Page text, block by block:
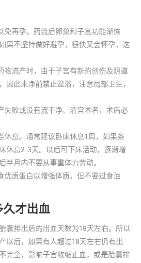
免再孕。药流后卵巢和子宫功能渐恢
果不坚持做好避孕，很快又会怀孕，这
物流产时，由于子宫有新的创伤及阴道
因此未净前禁止盆浴，注意局部卫生，
失败或没有流干净、清宫术者，术后必
休息。通常建议卧床休息1周，如果条
休息2-3天。以后可下床活动，逐渐增
半月内不要从事重体力劳动。
优质蛋白以增强体质，但不要过食油
久才出血
囊排出后的出血天数为18天左右。所以
以后，如果有人超过18天左右仍有出
完全，影响子宫收缩止血，或是胎囊排